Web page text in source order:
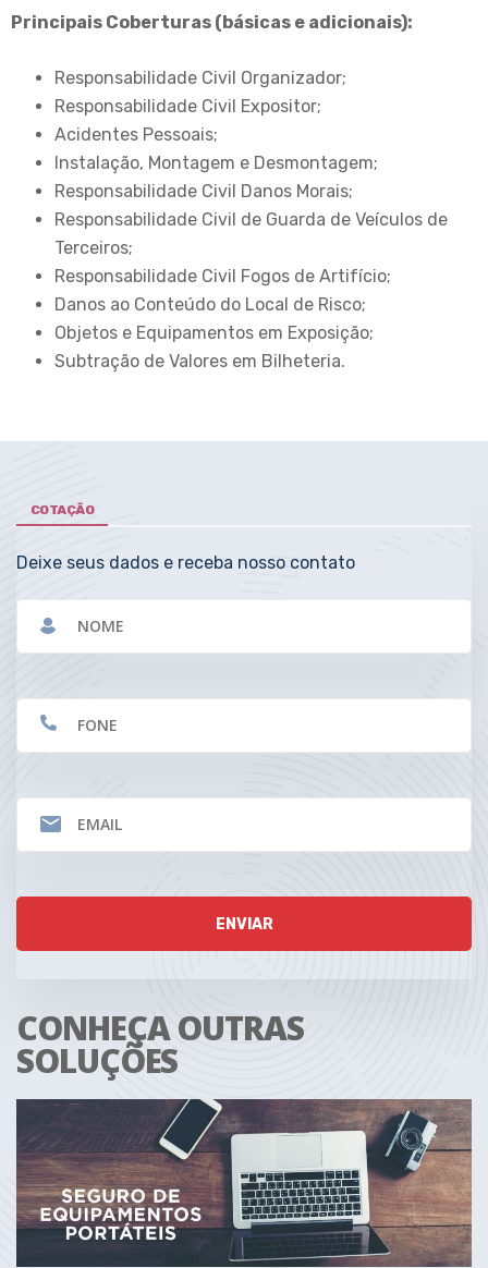
Principais Coberturas (básicas e adicionais):
Responsabilidade Civil Organizador;
Responsabilidade Civil Expositor;
Acidentes Pessoais;
Instalação, Montagem e Desmontagem;
Responsabilidade Civil Danos Morais;
Responsabilidade Civil de Guarda de Veículos de
Terceiros;
Responsabilidade Civil Fogos de Artifício;
Danos ao Conteúdo do Local de Risco;
Objetos e Equipamentos em Exposição;
Subtração de Valores em Bilheteria.
COTAÇÃO
Deixe seus dados e receba nosso contato
CONHEÇA OUTRAS
SOLUÇÕES